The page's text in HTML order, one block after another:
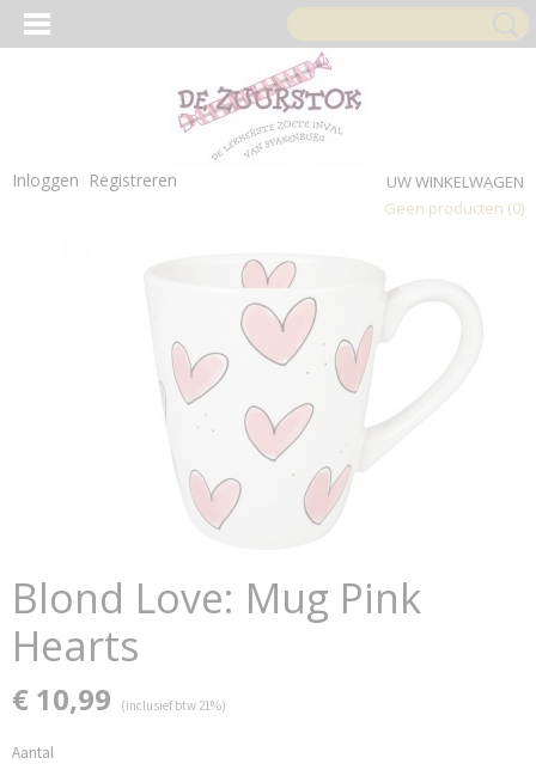
Inloggen Registreren
UW WINKELWAGEN
Geen producten (0)
Blond Love: Mug Pink
Hearts
€ 10,99 (inclusief btw 21%)
Aantal